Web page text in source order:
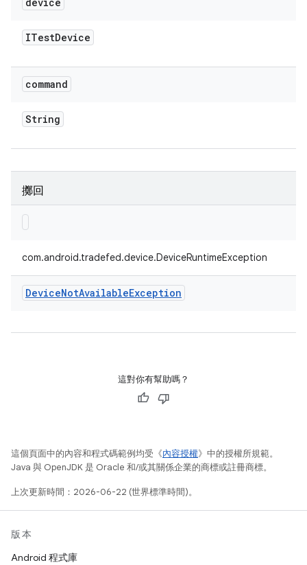
ITestDevice
command
String
擲回
com.android.tradefed.device.DeviceRuntimeException
DeviceNotAvailableException
這對你有幫助嗎？
這個頁面中的內容和程式碼範例均受《內容授權》中的授權所規範。
Java 與 OpenJDK 是 Oracle 和/或其關係企業的商標或註冊商標。
上次更新時間：2026-06-22 (世界標準時間)。
版本
Android 程式庫